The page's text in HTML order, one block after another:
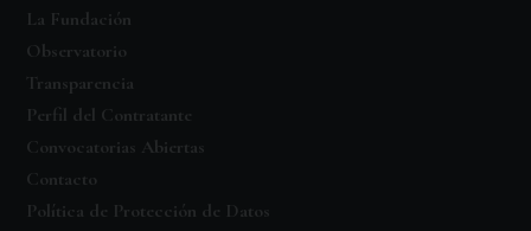
La Fundación
Observatorio
Transparencia
Perfil del Contratante
Convocatorias Abiertas
Contacto
Política de Protección de Datos